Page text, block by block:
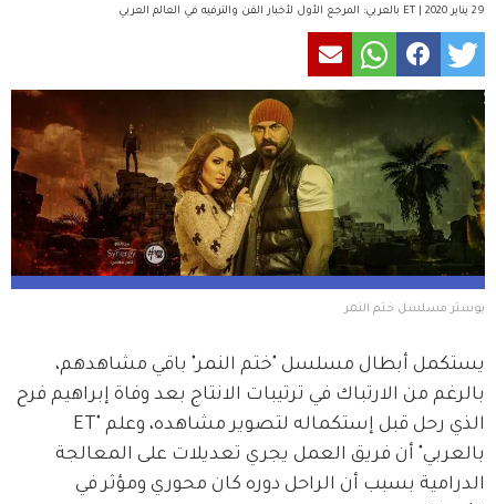
29 يناير 2020 | ET بالعربي: المرجع الأول لأخبار الفن والترفيه في العالم العربي
بوستر مسلسل ختم النمر
يستكمل أبطال مسلسل "ختم النمر" باقي مشاهدهم،
بالرغم من الارتباك في ترتيبات الانتاج بعد وفاة إبراهيم فرح
بالعربي" أن فريق العمل يجري تعديلات على المعالجة
الدرامية بسبب أن الراحل دوره كان محوري ومؤثر في